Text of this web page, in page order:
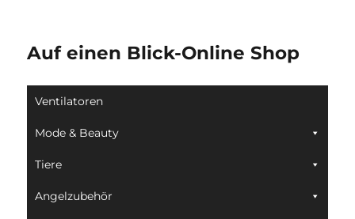
Auf einen Blick-Online Shop
Ventilatoren
Mode & Beauty
Tiere
Angelzubehör